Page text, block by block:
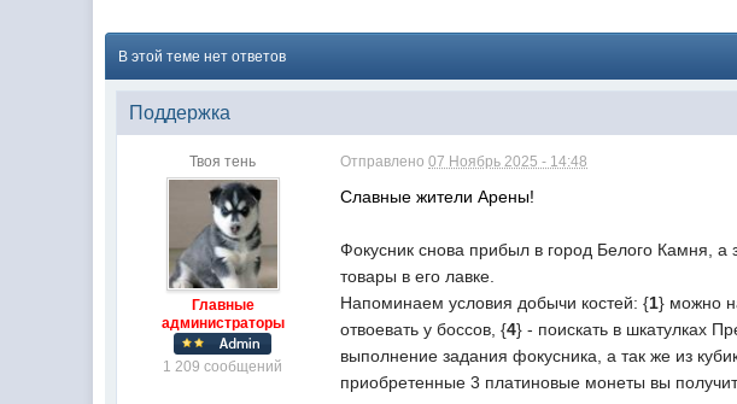
В этой теме нет ответов
Поддержка
Твоя тень
Главные
администраторы
1 209 сообщений
Отправлено07 Ноябрь 2025 - 14:48
Славные жители Арены!
Фокусник снова прибыл в город Белого Камня,
товары в его лавке
Напоминаем условия добычи костей: {1} можно
отвоевать у боссов, {4} - поискать в шкатулках
выполнение задания фокусника, а так же из
приобретенные 3 платиновые монеты вы